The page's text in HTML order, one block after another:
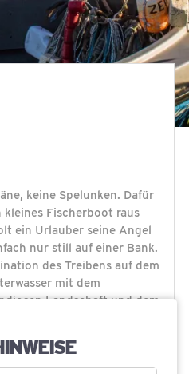
keine Spelunken. Dafür
Fischerboot raus
ein Urlauber seine Angel
nur still auf einer Bank.
des Treibens auf dem
mit dem
Landschaft und dem
Hintergrund.
große Fischräuchereien.
die im Hafen vor sich